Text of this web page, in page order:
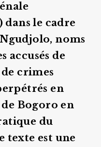
le cadre
noms
accusés de
crimes
en
Bogoro en
du
texte est une